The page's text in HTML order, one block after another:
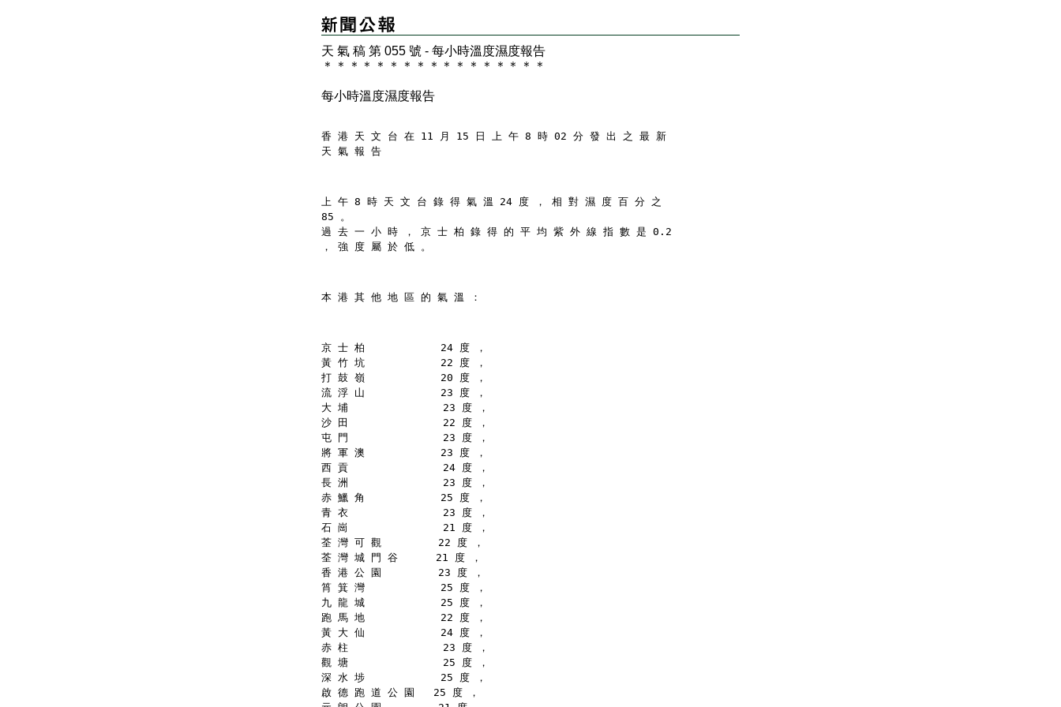
天 氣 稿 第 055 號 - 每小時溫度濕度報告
＊
＊ ＊ ＊ ＊ ＊ ＊ ＊ ＊ ＊ ＊ ＊ ＊ ＊ ＊ ＊ ＊
每小時溫度濕度報告
香 港 天 文 台 在 11 月 15 日 上 午 8 時 02 分 發 出 之 最 新
天 氣 報 告
上 午 8 時 天 文 台 錄 得 氣 溫 24 度 ， 相 對 濕 度 百 分 之
85 。
過 去 一 小 時 ， 京 士 柏 錄 得 的 平 均 紫 外 線 指 數 是 0.2
， 強 度 屬 於 低 。
本 港 其 他 地 區 的 氣 溫 ：
京 士 柏            24 度 ，
黃 竹 坑            22 度 ，
打 鼓 嶺            20 度 ，
流 浮 山            23 度 ，
大 埔               23 度 ，
沙 田               22 度 ，
屯 門               23 度 ，
將 軍 澳            23 度 ，
西 貢               24 度 ，
長 洲               23 度 ，
赤 鱲 角            25 度 ，
青 衣               23 度 ，
石 崗               21 度 ，
荃 灣 可 觀         22 度 ，
荃 灣 城 門 谷      21 度 ，
香 港 公 園         23 度 ，
筲 箕 灣            25 度 ，
九 龍 城            25 度 ，
跑 馬 地            22 度 ，
黃 大 仙            24 度 ，
赤 柱               23 度 ，
觀 塘               25 度 ，
深 水 埗            25 度 ，
啟 德 跑 道 公 園   25 度 ，